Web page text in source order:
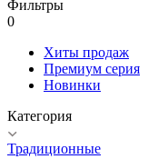
Фильтры
0
Хиты продаж
Премиум серия
Новинки
Категория
Традиционные